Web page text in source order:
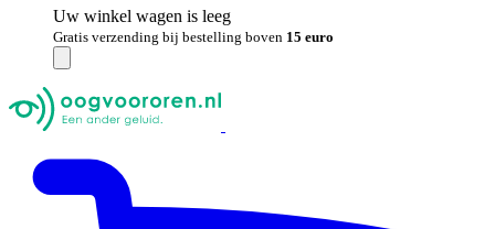
Uw winkel wagen is leeg
Gratis verzending bij bestelling boven 15 euro